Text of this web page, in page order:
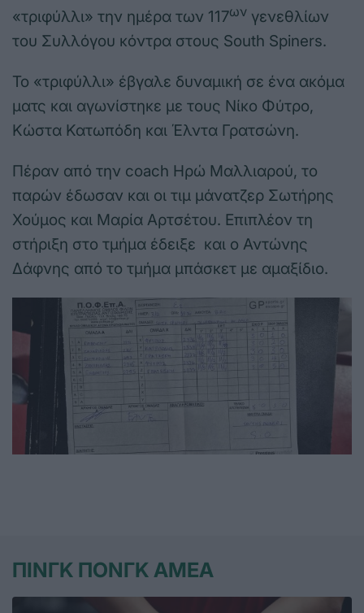
«τριφύλλι» την ημέρα των 117ων γενεθλίων
του Συλλόγου κόντρα στους South Spiners.
Το «τριφύλλι» έβγαλε δυναμική σε ένα ακόμα
ματς και αγωνίστηκε με τους Νίκο Φύτρο,
Κώστα Κατωπόδη και Έλντα Γρατσώνη.
Πέραν από την coach Ηρώ Μαλλιαρού, το
παρών έδωσαν και οι τιμ μάνατζερ Σωτήρης
Χούμος και Μαρία Αρτσέτου. Επιπλέον τη
στήριξη στο τμήμα έδειξε και ο Αντώνης
Δάφνης από το τμήμα μπάσκετ με αμαξίδιο.
ΠΙΝΓΚ ΠΟΝΓΚ ΑΜΕΑ